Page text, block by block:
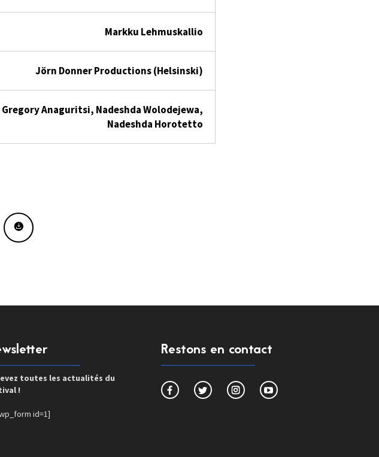
Markku Lehmuskallio
Jörn Donner Productions (Helsinski)
Anaguritsi, Nadeshda Wolodejewa,
Nadeshda Horotetto
toutes les actualités du
!
id=1]
Restons en contact